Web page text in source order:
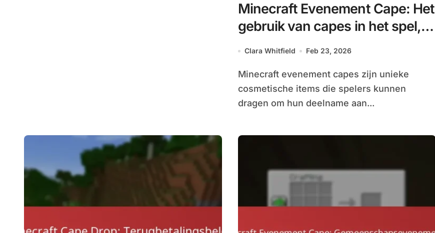
Minecraft Evenement Cape: Het
gebruik van capes in het spel,
Zichtbaarheidsopties,
Clara Whitfield Feb 23, 2026
Minecraft evenement capes zijn unieke
cosmetische items die spelers kunnen
dragen om hun deelname aan...